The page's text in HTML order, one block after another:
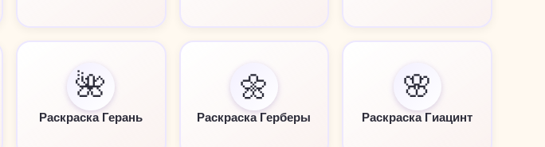
🌺
Раскраска Герань
🌼
Раскраска Герберы
🌸
Раскраска Гиацинт